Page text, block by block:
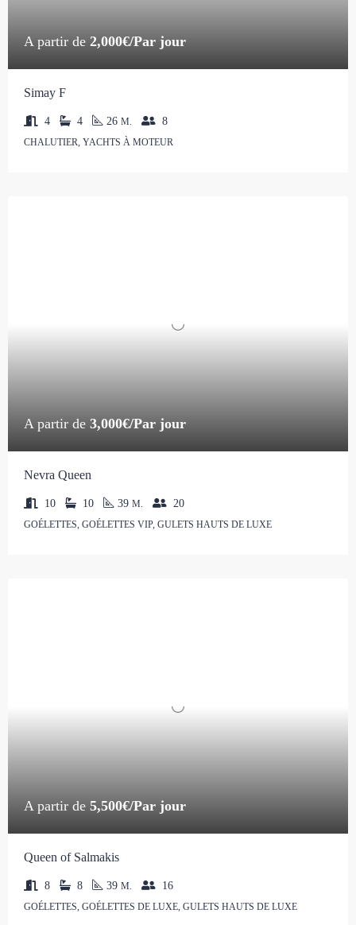
A partir de 2,000€/Par jour
Simay F
4 4 26 M. 8
CHALUTIER, YACHTS À MOTEUR
A partir de 3,000€/Par jour
Nevra Queen
10 10 39 M. 20
GOÉLETTES, GOÉLETTES VIP, GULETS HAUTS DE LUXE
A partir de 5,500€/Par jour
Queen of Salmakis
8 8 39 M. 16
GOÉLETTES, GOÉLETTES DE LUXE, GULETS HAUTS DE LUXE